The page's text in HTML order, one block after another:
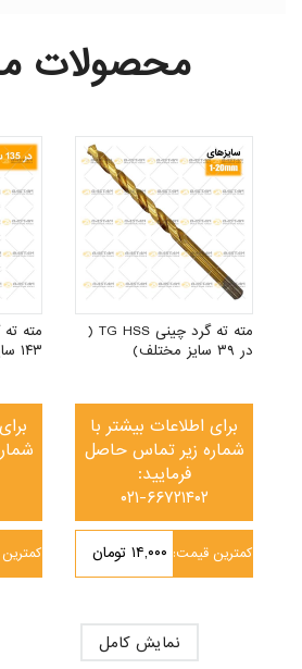
محصولات
۱۴۳ سایز مختلف)
مته ته گرد چینی TG HSS (
در ۳۹ سایز مختلف)
برای اطلاعات بیشتر با
شماره زیر تماس حاصل
فرمایید:
۰۲۱-۶۶۷۲۱۴۰۲
۱۴,۰۰۰ تومان کمترین قیمت:
نمایش کامل